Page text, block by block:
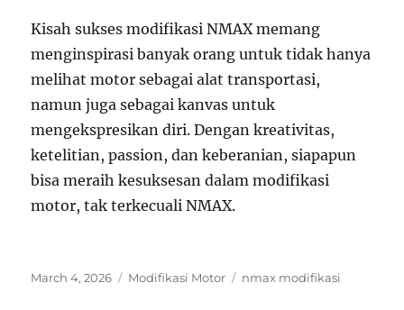
Kisah sukses modifikasi NMAX memang
menginspirasi banyak orang untuk tidak hanya
melihat motor sebagai alat transportasi,
namun juga sebagai kanvas untuk
mengekspresikan diri. Dengan kreativitas,
ketelitian, passion, dan keberanian, siapapun
bisa meraih kesuksesan dalam modifikasi
motor, tak terkecuali NMAX.
Posted
March 4, 2026 Categories
Modifikasi Motor Tags
nmax modifikasi